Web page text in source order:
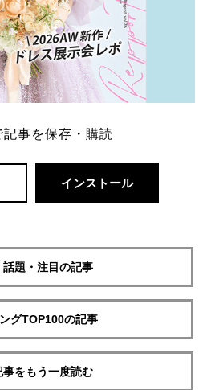
記事を保存・購読
インストール
話題・注目の記事
グTOP100の記事
事をもう一度読む